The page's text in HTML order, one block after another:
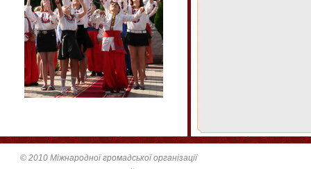
© 2010 Міжнародної громадської організації